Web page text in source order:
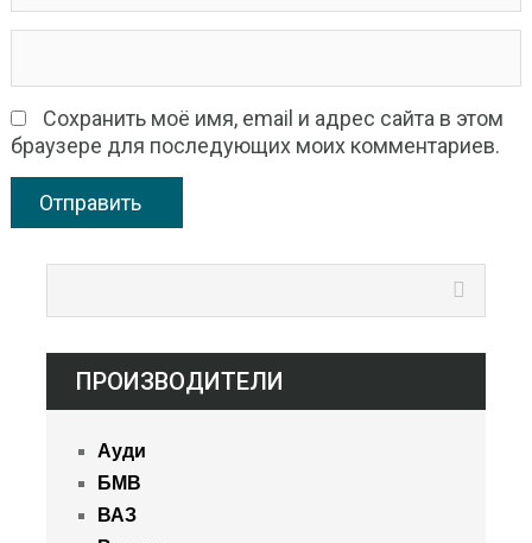
Сохранить моё имя, email и адрес сайта в этом
браузере для последующих моих комментариев.
ПРОИЗВОДИТЕЛИ
Ауди
БМВ
ВАЗ